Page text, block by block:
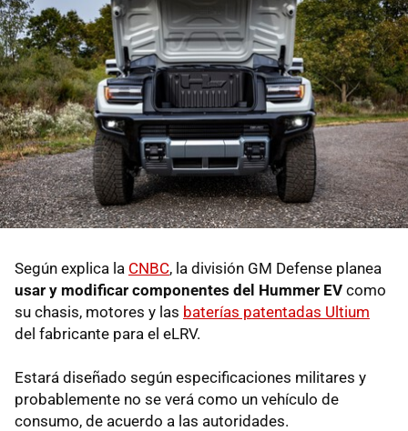
Según explica la CNBC, la división GM Defense planea
usar y modificar componentes del Hummer EV como
su chasis, motores y las baterías patentadas Ultium
del fabricante para el eLRV.
Estará diseñado según especificaciones militares y
probablemente no se verá como un vehículo de
consumo, de acuerdo a las autoridades.